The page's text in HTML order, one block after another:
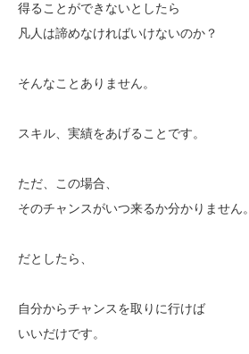
得ることができないとしたら
凡人は諦めなければいけないのか？
そんなことありません。
スキル、実績をあげることです。
ただ、この場合、
そのチャンスがいつ来るか分かりません。
だとしたら、
自分からチャンスを取りに行けば
いいだけです。